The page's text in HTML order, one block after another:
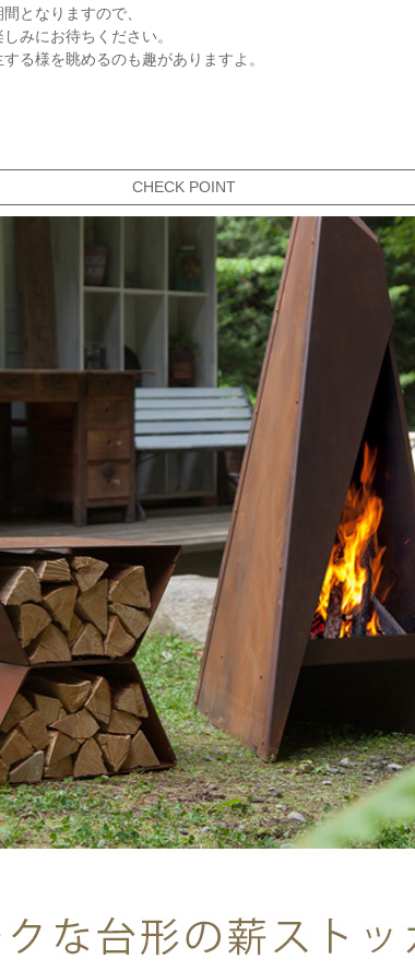
となりますので、
みにお待ちください。
る様を眺めるのも趣がありますよ。
CHECK POINT